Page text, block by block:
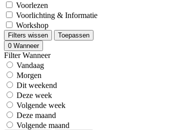
Voorlezen
Voorlichting & Informatie
Workshop
Filters wissen
Toepassen
0 Wanneer
Filter Wanneer
Vandaag
Morgen
Dit weekend
Deze week
Volgende week
Deze maand
Volgende maand